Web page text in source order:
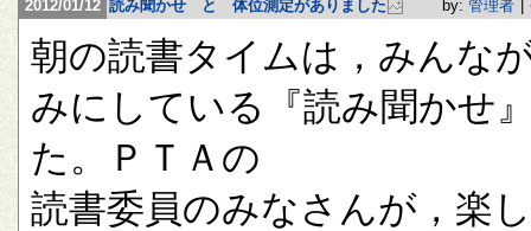
2012/01/12 読み聞かせ と 体位測定がありました by: 管理者
朝の読書タイムは，みんな
みにしている『読み聞かせ
た。ＰＴＡの
読書委員のみなさんが，楽